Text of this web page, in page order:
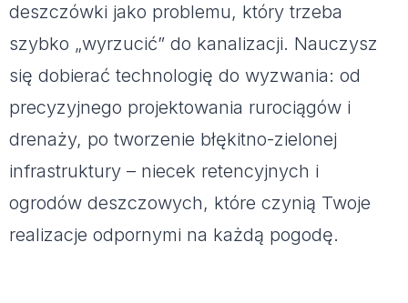
deszczówki jako problemu, który trzeba
szybko „wyrzucić” do kanalizacji. Nauczysz
się dobierać technologię do wyzwania: od
precyzyjnego projektowania rurociągów i
drenaży, po tworzenie błękitno-zielonej
infrastruktury – niecek retencyjnych i
ogrodów deszczowych, które czynią Twoje
realizacje odpornymi na każdą pogodę.